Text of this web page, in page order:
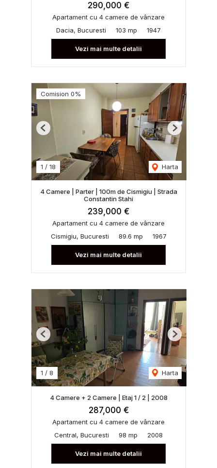
290,000 €
Apartament cu 4 camere de vânzare
Dacia, Bucuresti
103 mp 1947
Vezi mai multe detalii
Comision 0%
1 / 18 Harta
Previous Next
4 Camere | Parter | 100m de Cismigiu | Strada
Constantin Stahi
239,000 €
Apartament cu 4 camere de vânzare
Cismigiu, Bucuresti
89.6 mp 1967
Vezi mai multe detalii
1 / 8 Harta
Previous Next
4 Camere + 2 Camere | Etaj 1 / 2 | 2008
287,000 €
Apartament cu 4 camere de vânzare
Central, Bucuresti
98 mp 2008
Vezi mai multe detalii